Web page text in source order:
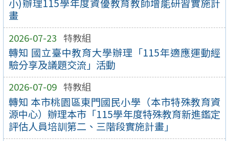
小)辦理115學年度資優教育教師增能研習實施計
畫
2026-07-23 特教組
轉知 國立臺中教育大學辦理「115年適應運動經
驗分享及議題交流」活動
2026-07-09 特教組
轉知 本市桃園區東門國民小學（本市特殊教育資
源中心）辦理本市「115學年度特殊教育新進鑑定
評估人員培訓第二、三階段實施計畫」